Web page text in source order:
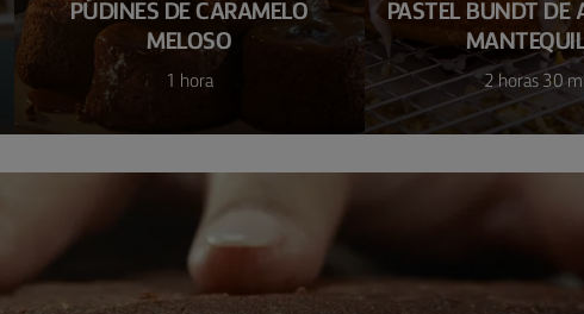
PÚDINES DE CARAMELO
MELOSO
1 hora
PASTEL BUNDT DE
2 horas 30